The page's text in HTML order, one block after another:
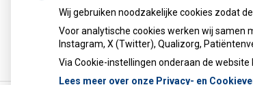
Wij gebruiken noodzakelijke cookies zodat
Voor analytische cookies werken wij samen
Instagram, X (Twitter), Qualizorg,
Via Cookie-instellingen onderaan de
Lees meer over onze Privacy- en